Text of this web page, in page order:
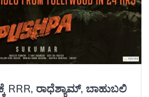
RRR, ರಾಧೆಶ್ಯಾಮ್, ಬಾಹುಬಲಿ